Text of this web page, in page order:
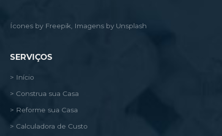
Ícones by Freepik, Imagens by Unsplash
SERVIÇOS
> Início
> Construa sua Casa
> Reforme sua Casa
> Calculadora de Custo